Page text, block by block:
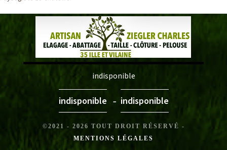
indisponible
indisponible - indisponible
©2021 - 2026 TOUT DROIT RÉSERVÉ -
MENTIONS LÉGALES